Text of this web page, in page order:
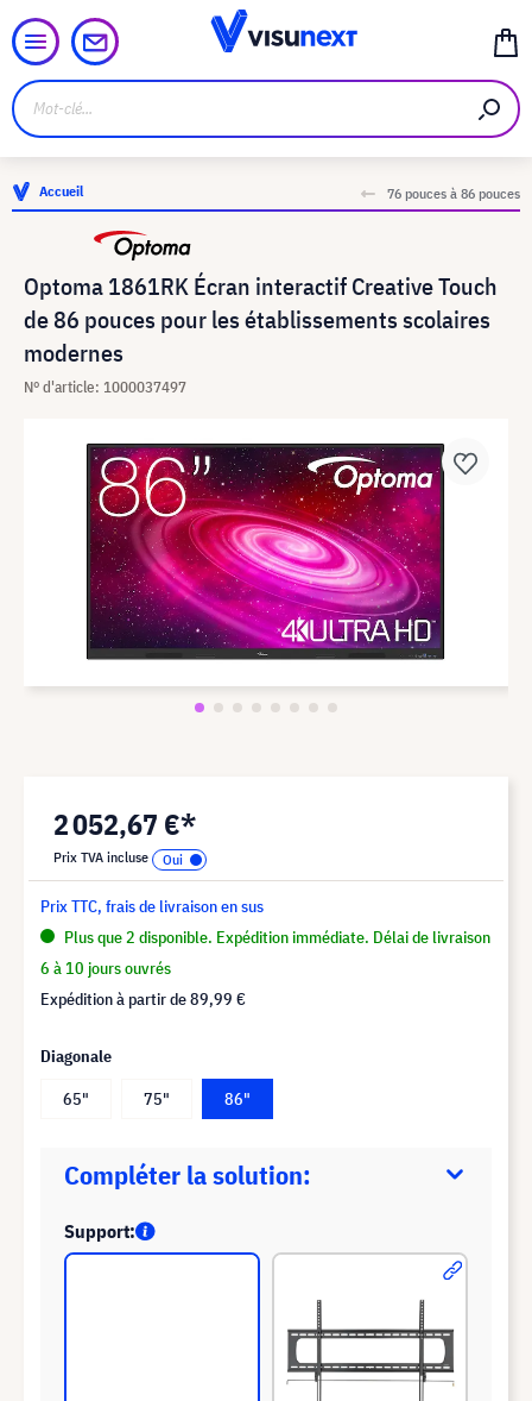
Accueil 76 pouces à 86 pouces
Optoma 1861RK Écran interactif Creative Touch
de 86 pouces pour les établissements scolaires
modernes
N° d'article: 1000037497
2 052,67 €*
Prix TVA incluse
Prix TTC, frais de livraison en sus
Plus que 2 disponible. Expédition immédiate. Délai de livraison
6 à 10 jours ouvrés
Expédition à partir de89,99 €
Diagonale
65"
75" 86"
Compléter la solution:
Support: